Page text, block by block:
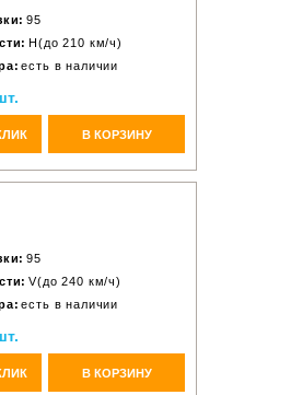
95
H(до 210 км/ч)
есть в наличии
В КОРЗИНУ
95
V(до 240 км/ч)
есть в наличии
В КОРЗИНУ